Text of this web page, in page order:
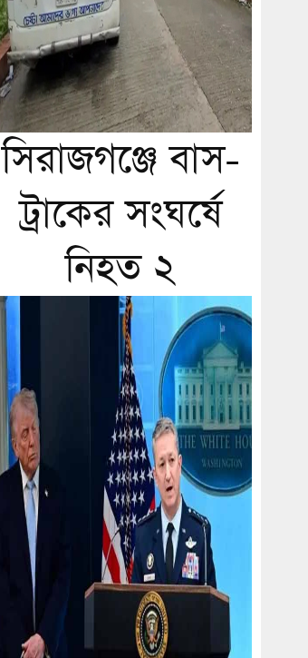
সিরাজগঞ্জে বাস-
ট্রাকের সংঘর্ষে
নিহত ২